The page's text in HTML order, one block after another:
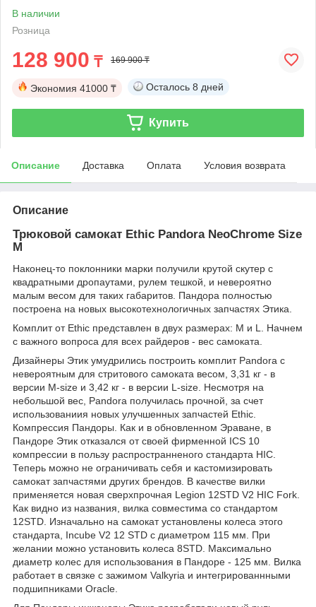
В наличии
Розница
128 900 ₸ 169 900 ₸
Экономия 41000 ₸ Осталось 8 дней
Купить
Описание Доставка Оплата Условия возврата
Описание
Трюковой самокат Ethic Pandora NeoChrome Size
M
Наконец-то поклонники марки получили крутой скутер с
квадратными дропаутами, рулем тешкой, и невероятно
малым весом для таких габаритов. Пандора полностью
построена на новых высокотехнологичных запчастях Этика.
Комплит от Ethic представлен в двух размерах: M и L. Начнем
с важного вопроса для всех райдеров - вес самоката.
Дизайнеры Этик умудрились построить комплит Pandora с
невероятным для стритового самоката весом, 3,31 кг - в
версии M-size и 3,42 кг - в версии L-size. Несмотря на
небольшой вес, Pandora получилась прочной, за счет
использованиия новых улучшенных запчастей Ethic.
Компрессия Пандоры. Как и в обновленном Эраване, в
Пандоре Этик отказался от своей фирменной ICS 10
компрессии в пользу распространненого стандарта HIC.
Теперь можно не ограничивать себя и кастомизировать
самокат запчастями других брендов. В качестве вилки
применяется новая сверхпрочная Legion 12STD V2 HIC Fork.
Как видно из названия, вилка совместима со стандартом
12STD. Изначально на самокат установлены колеса этого
стандарта, Incube V2 12 STD c диаметром 115 мм. При
желании можно установить колеса 8STD. Максимально
диаметр колес для использования в Пандоре - 125 мм. Вилка
работает в связке с зажимом Valkyria и интегрированнными
подшипниками Oracle.